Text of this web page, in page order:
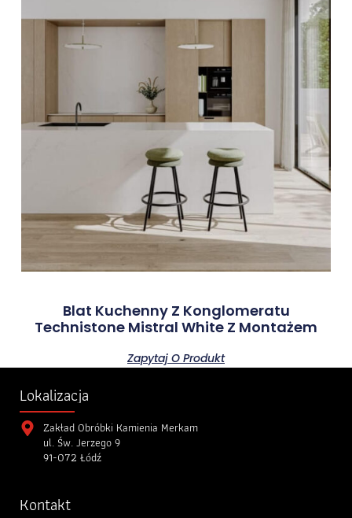
Blat Kuchenny Z Konglomeratu
Technistone Mistral White Z Montażem
Zapytaj O Produkt
Lokalizacja
Zakład Obróbki Kamienia Merkam
ul. Św. Jerzego 9
91-072 Łódź
Kontakt